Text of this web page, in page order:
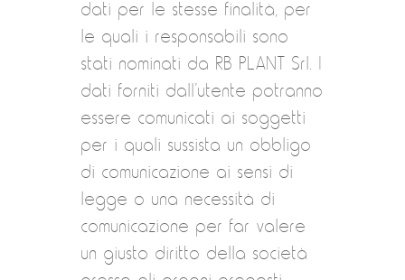
dati per le stesse finalità, per
le quali i responsabili sono
stati nominati da RB PLANT Srl. I
dati forniti dall’utente potranno
essere comunicati ai soggetti
per i quali sussista un obbligo
di comunicazione ai sensi di
legge o una necessità di
comunicazione per far valere
un giusto diritto della società